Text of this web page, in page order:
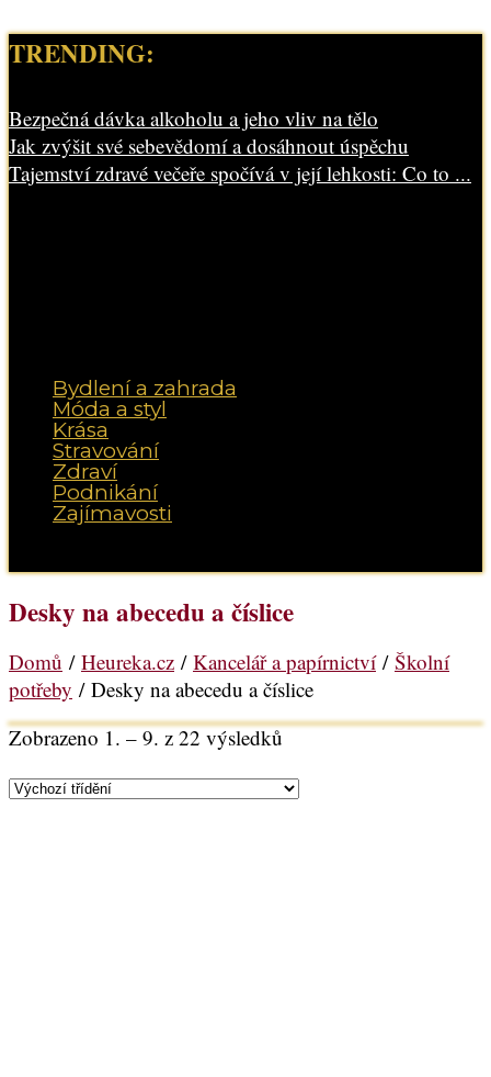
TRENDING:
Bezpečná dávka alkoholu a jeho vliv na tělo
Jak zvýšit své sebevědomí a dosáhnout úspěchu
Tajemství zdravé večeře spočívá v její lehkosti: Co to ...
Bydlení a zahrada
Móda a styl
Krása
Stravování
Zdraví
Podnikání
Zajímavosti
Desky na abecedu a číslice
Domů / Heureka.cz / Kancelář a papírnictví/ Školní
potřeby / Desky na abecedu a číslice
Zobrazeno 1. – 9. z 22 výsledků